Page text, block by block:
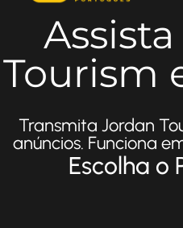
Tourism
Transmita Jordan
anúncios. Funciona
Escolha o